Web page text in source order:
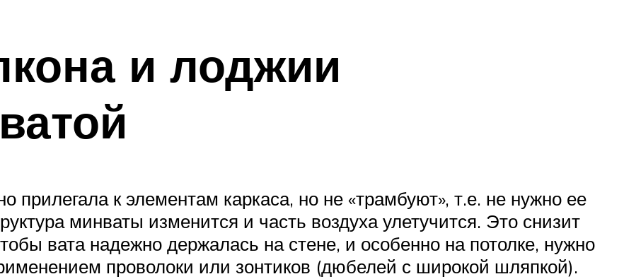
и лоджии
прилегала к элементам каркаса, но не «трамбуют», т.е. не нужно ее
минваты изменится и часть воздуха улетучится. Это снизит
вата надежно держалась на стене, и особенно на потолке, нужно
проволоки или зонтиков (дюбелей с широкой шляпкой).